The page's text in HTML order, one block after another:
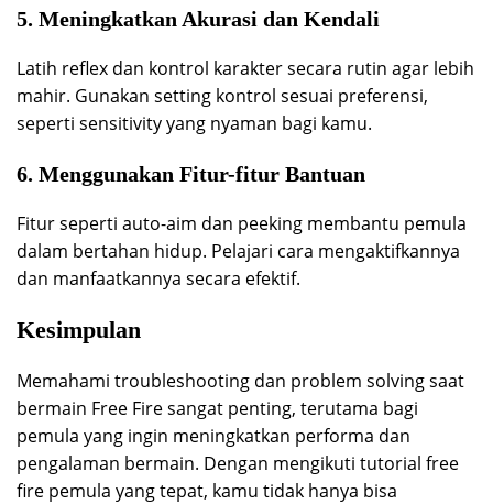
5. Meningkatkan Akurasi dan Kendali
Latih reflex dan kontrol karakter secara rutin agar lebih
mahir. Gunakan setting kontrol sesuai preferensi,
seperti sensitivity yang nyaman bagi kamu.
6. Menggunakan Fitur-fitur Bantuan
Fitur seperti auto-aim dan peeking membantu pemula
dalam bertahan hidup. Pelajari cara mengaktifkannya
dan manfaatkannya secara efektif.
Kesimpulan
Memahami troubleshooting dan problem solving saat
bermain Free Fire sangat penting, terutama bagi
pemula yang ingin meningkatkan performa dan
pengalaman bermain. Dengan mengikuti tutorial free
fire pemula yang tepat, kamu tidak hanya bisa